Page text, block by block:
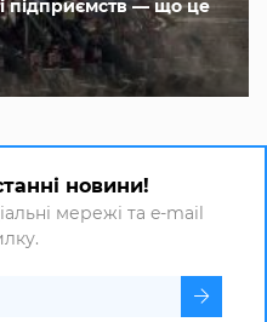
підприємств — що це
новини!
мережі та e-mail